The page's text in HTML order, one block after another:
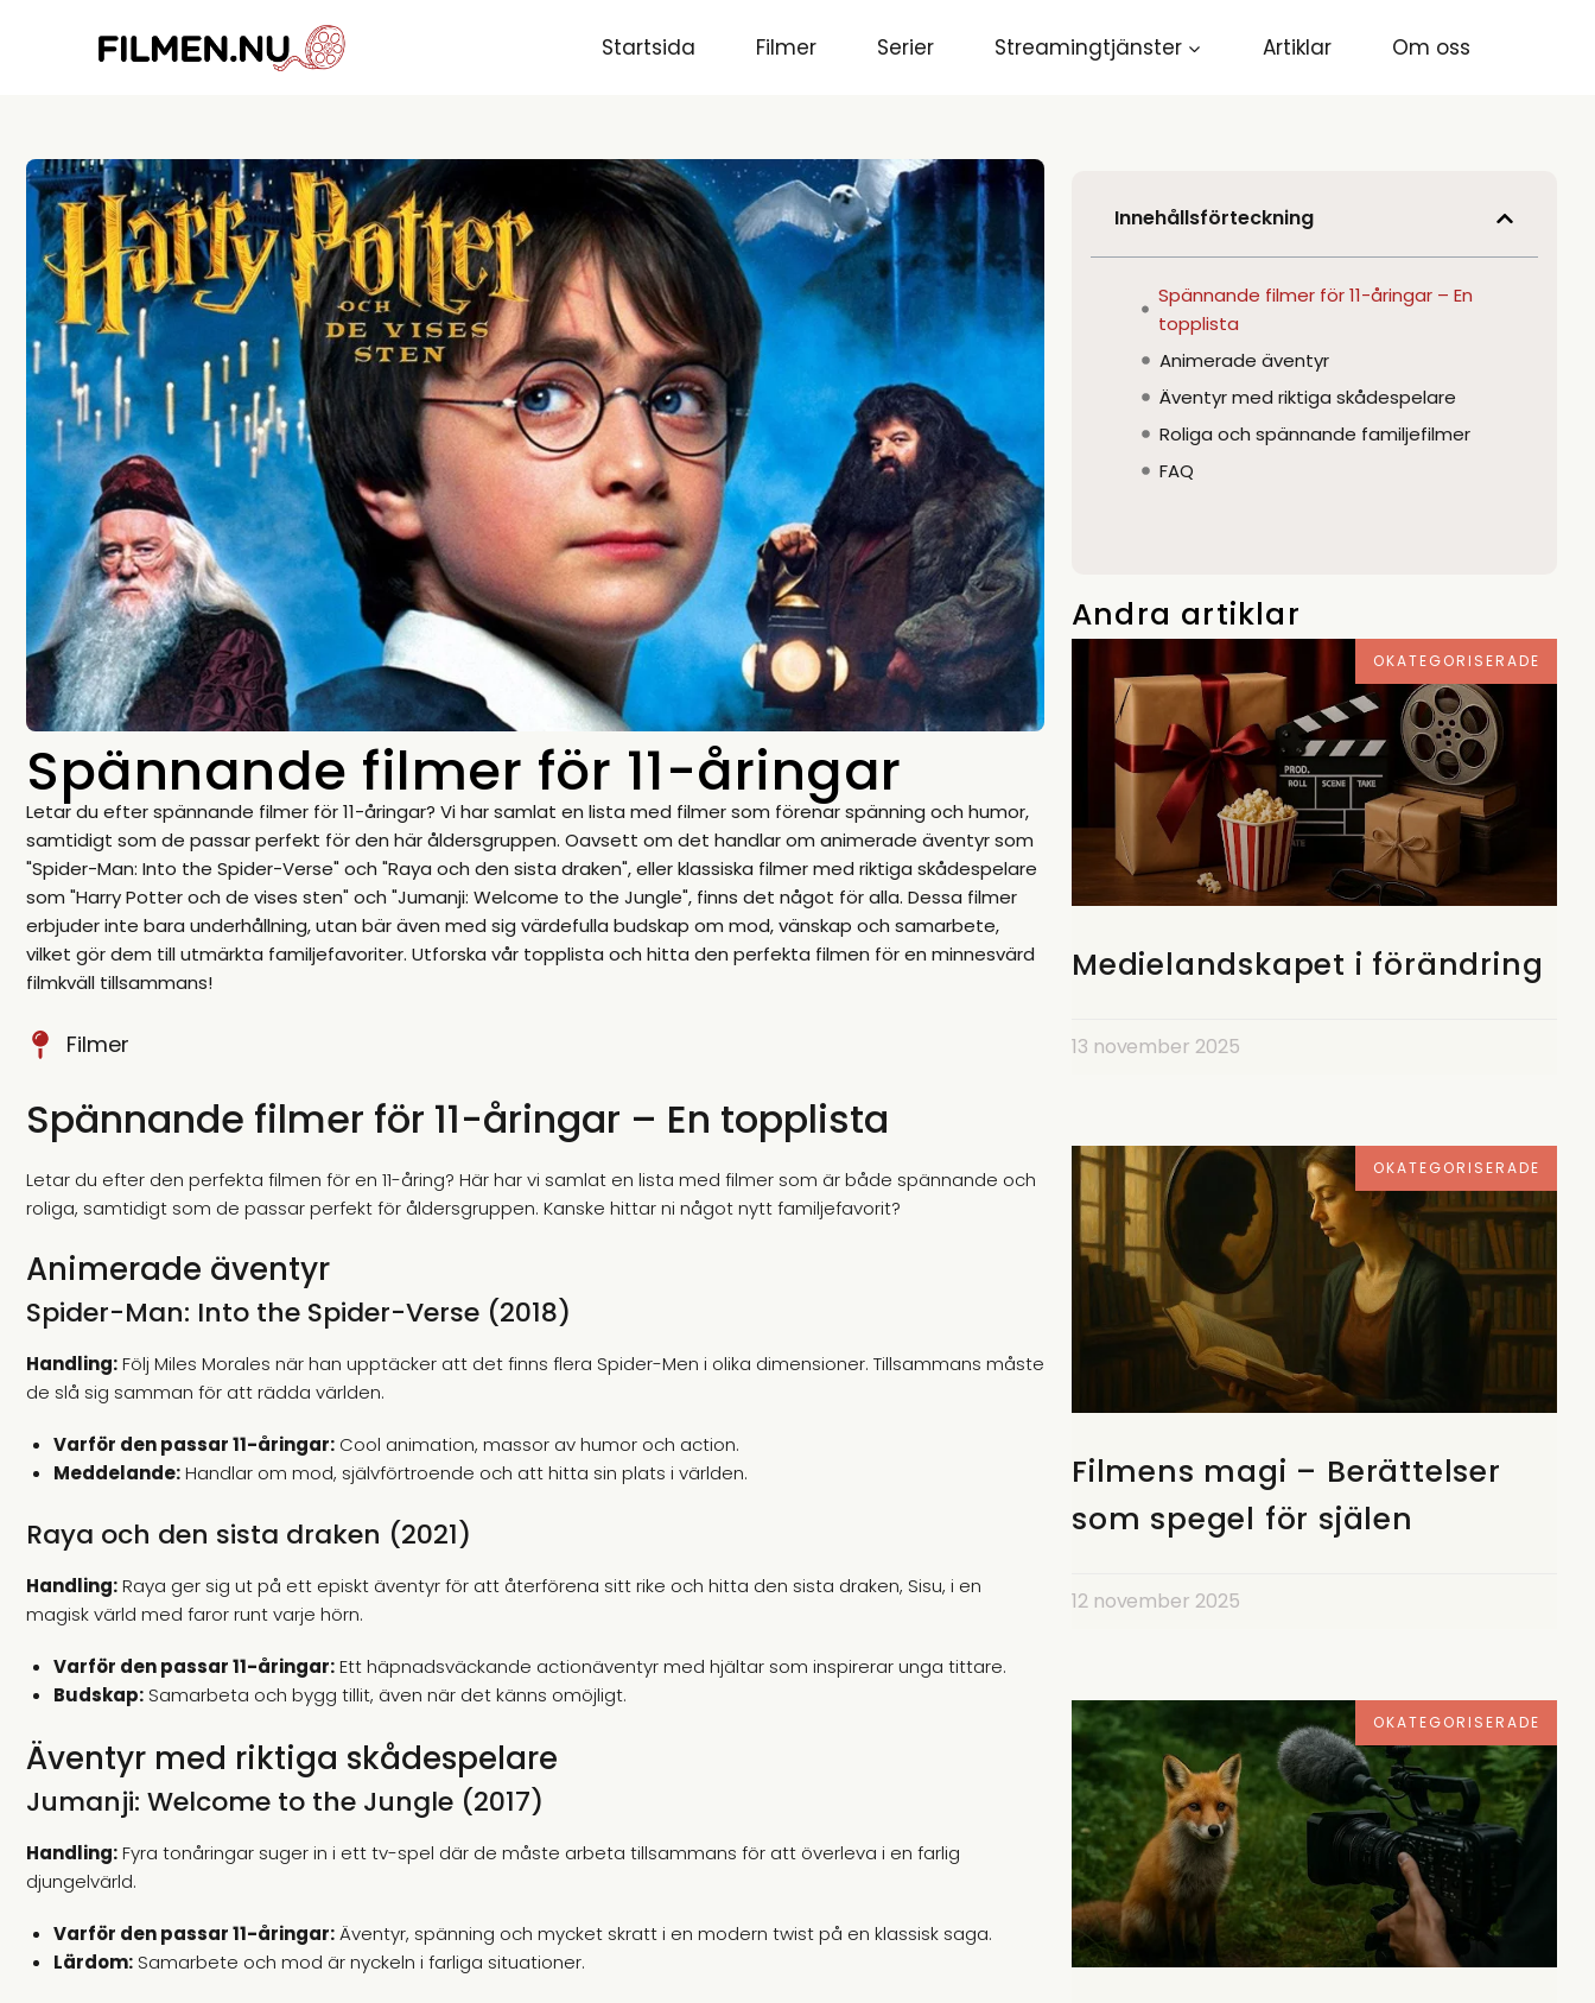
Startsida Filmer Serier Streamingtjänster Artiklar Om oss
Spännande filmer för 11-åringar
Letar du efter spännande filmer för 11-åringar? Vi har samlat en lista med filmer som förenar spänning och humor,
samtidigt som de passar perfekt för den här åldersgruppen. Oavsett om det handlar om animerade äventyr som
"Spider-Man: Into the Spider-Verse" och "Raya och den sista draken", eller klassiska filmer med riktiga skådespelare
som "Harry Potter och de vises sten" och "Jumanji: Welcome to the Jungle", finns det något för alla. Dessa filmer
erbjuder inte bara underhållning, utan bär även med sig värdefulla budskap om mod, vänskap och samarbete,
vilket gör dem till utmärkta familjefavoriter. Utforska vår topplista och hitta den perfekta filmen för en minnesvärd
filmkväll tillsammans!
Filmer
Spännande filmer för 11-åringar – En topplista
Letar du efter den perfekta filmen för en 11-åring? Här har vi samlat en lista med filmer som är både spännande och
roliga, samtidigt som de passar perfekt för åldersgruppen. Kanske hittar ni något nytt familjefavorit?
Animerade äventyr
Spider-Man: Into the Spider-Verse (2018)
Handling:Följ Miles Morales när han upptäcker att det finns flera Spider-Men i olika dimensioner. Tillsammans måste
de slå sig samman för att rädda världen.
Varför den passar 11-åringar:Cool animation, massor av humor och action.
Meddelande:Handlar om mod, självförtroende och att hitta sin plats i världen.
Raya och den sista draken (2021)
Handling:Raya ger sig ut på ett episkt äventyr för att återförena sitt rike och hitta den sista draken, Sisu, i en
magisk värld med faror runt varje hörn.
Varför den passar 11-åringar:Ett häpnadsväckande actionäventyr med hjältar som inspirerar unga tittare.
Budskap:Samarbeta och bygg tillit, även när det känns omöjligt.
Äventyr med riktiga skådespelare
Jumanji: Welcome to the Jungle (2017)
Handling:Fyra tonåringar suger in i ett tv-spel där de måste arbeta tillsammans för att överleva i en farlig
djungelvärld.
Varför den passar 11-åringar:Äventyr, spänning och mycket skratt i en modern twist på en klassisk saga.
Lärdom:Samarbete och mod är nyckeln i farliga situationer.
Innehållsförteckning
Spännande filmer för 11-åringar – En
topplista
Animerade äventyr
Äventyr med riktiga skådespelare
Roliga och spännande familjefilmer
FAQ
Andra artiklar
OKATEGORISERADE
Medielandskapet i förändring
13 november 2025
OKATEGORISERADE
Filmens magi – Berättelser
som spegel för själen
12 november 2025
OKATEGORISERADE